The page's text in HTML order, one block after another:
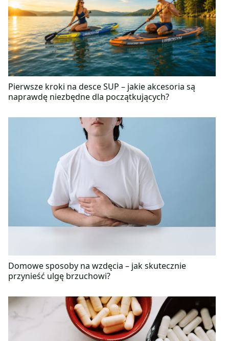
Pierwsze kroki na desce SUP – jakie akcesoria są
naprawdę niezbędne dla początkujących?
Domowe sposoby na wzdęcia – jak skutecznie
przynieść ulgę brzuchowi?